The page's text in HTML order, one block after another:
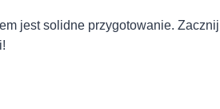
jest solidne przygotowanie.